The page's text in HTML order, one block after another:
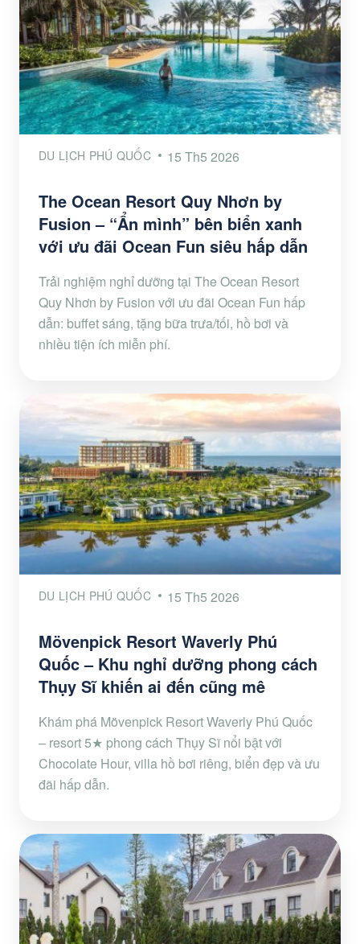
DU LỊCH PHÚ QUỐC 15 Th5 2026
The Ocean Resort Quy Nhơn by
Fusion – “Ẩn mình” bên biển xanh
với ưu đãi Ocean Fun siêu hấp dẫn
Trải nghiệm nghỉ dưỡng tại The Ocean Resort
Quy Nhơn by Fusion với ưu đãi Ocean Fun hấp
dẫn: buffet sáng, tặng bữa trưa/tối, hồ bơi và
nhiều tiện ích miễn phí.
DU LỊCH PHÚ QUỐC 15 Th5 2026
Mövenpick Resort Waverly Phú
Quốc – Khu nghỉ dưỡng phong cách
Thụy Sĩ khiến ai đến cũng mê
Khám phá Mövenpick Resort Waverly Phú Quốc
– resort 5★ phong cách Thụy Sĩ nổi bật với
Chocolate Hour, villa hồ bơi riêng, biển đẹp và ưu
đãi hấp dẫn.